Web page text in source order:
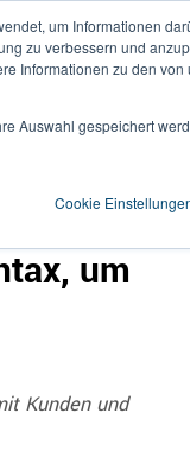
um Informationen
zu verbessern und
Informationen zu den
Auswahl gespeichert
Cookie
& EXPERTISE
um
Kunden und